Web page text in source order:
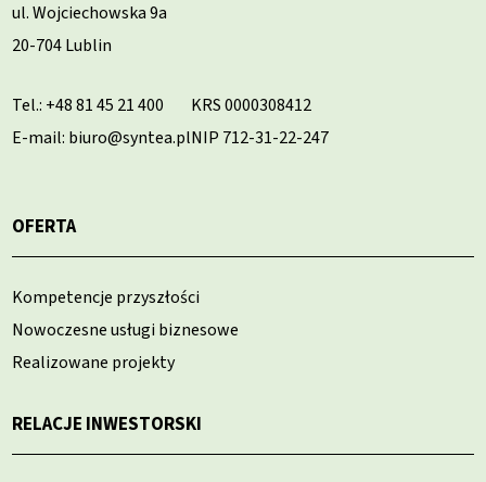
ul. Wojciechowska 9a
20-704 Lublin
Tel.: +48 81 45 21 400
E-mail: biuro@syntea.pl
KRS 0000308412
NIP 712-31-22-247
OFERTA
Kompetencje przyszłości
Nowoczesne usługi biznesowe
Realizowane projekty
RELACJE INWESTORSKI